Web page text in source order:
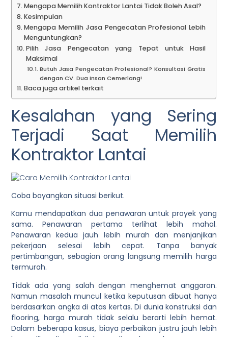
Mengapa Memilih Kontraktor Lantai Tidak Boleh Asal?
Kesimpulan
Mengapa Memilih Jasa Pengecatan Profesional Lebih
Menguntungkan?
Pilih Jasa Pengecatan yang Tepat untuk Hasil
Maksimal
Butuh Jasa Pengecatan Profesional? Konsultasi Gratis
dengan CV. Dua Insan Cemerlang!
Baca juga artikel terkait
Kesalahan yang Sering
Terjadi Saat Memilih
Kontraktor Lantai
Coba bayangkan situasi berikut.
Kamu mendapatkan dua penawaran untuk proyek yang
sama. Penawaran pertama terlihat lebih mahal.
Penawaran kedua jauh lebih murah dan menjanjikan
pekerjaan selesai lebih cepat. Tanpa banyak
pertimbangan, sebagian orang langsung memilih harga
termurah.
Tidak ada yang salah dengan menghemat anggaran.
Namun masalah muncul ketika keputusan dibuat hanya
berdasarkan angka di atas kertas. Di dunia konstruksi dan
flooring, harga murah tidak selalu berarti lebih hemat.
Dalam beberapa kasus, biaya perbaikan justru jauh lebih